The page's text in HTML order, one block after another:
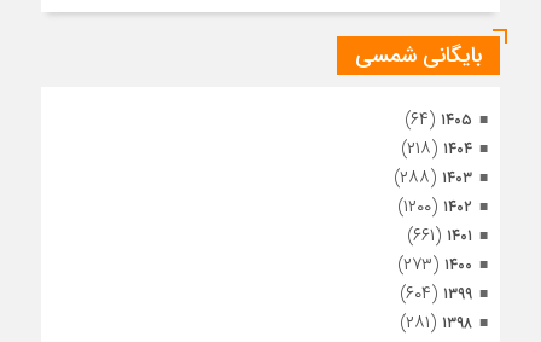
بایگانی شمسی
۱۴۰۵ (۶۴)
۱۴۰۴ (۲۱۸)
۱۴۰۳ (۲۸۸)
۱۴۰۲ (۱۲۰۰)
۱۴۰۱ (۶۶۱)
۱۴۰۰ (۲۷۳)
۱۳۹۹ (۶۰۴)
۱۳۹۸ (۲۸۱)